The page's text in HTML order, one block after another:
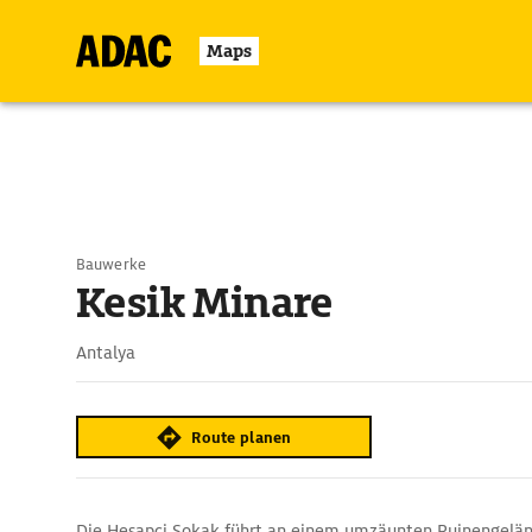
Maps
Bauwerke
Kesik Minare
Antalya
Route planen